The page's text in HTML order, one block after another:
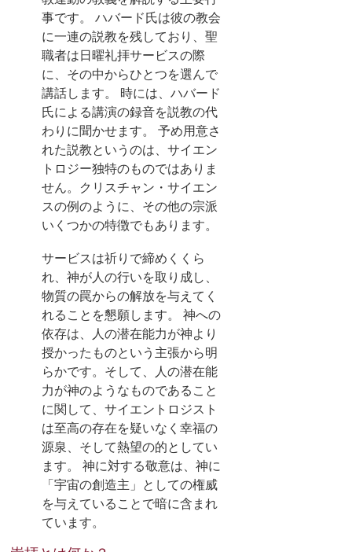
事です。 ハバード氏は彼の教会
に一連の説教を残しており、聖
職者は日曜礼拝サービスの際
に、その中からひとつを選んで
講話します。 時には、ハバード
氏による講演の録音を説教の代
わりに聞かせます。 予め用意さ
れた説教というのは、サイエン
トロジー独特のものではありま
せん。クリスチャン・サイエン
スの例のように、その他の宗派
いくつかの特徴でもあります。
サービスは祈りで締めくくら
れ、神が人の行いを取り成し、
物質の罠からの解放を与えてく
れることを懇願します。
神への
依存は、人の潜在能力が神より
授かったものという主張から明
らかです。そして、人の潜在能
力が神のようなものであること
に関して、サイエントロジスト
は至高の存在を疑いなく幸福の
源泉、そして熱望の的としてい
ます。 神に対する敬意は、神に
「宇宙の創造主」としての権威
を与えていることで暗に含まれ
ています。